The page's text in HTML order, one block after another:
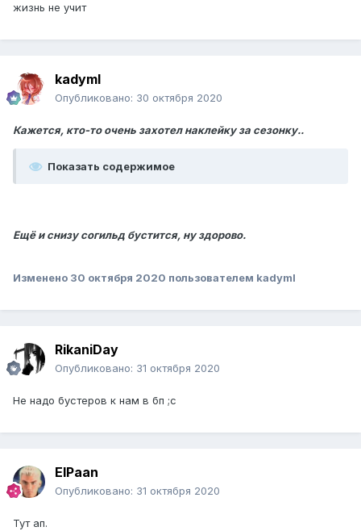
жизнь не учит
kadymI
Опубликовано: 30 октября 2020
Кажется, кто-то очень захотел наклейку за сезонку..
Показать содержимое
Ещё и снизу согильд бустится, ну здорово.
Изменено 30 октября 2020 пользователем kadymI
RikaniDay
Опубликовано: 31 октября 2020
Не надо бустеров к нам в бп ;c
ElPaan
Опубликовано: 31 октября 2020
Тут ап.